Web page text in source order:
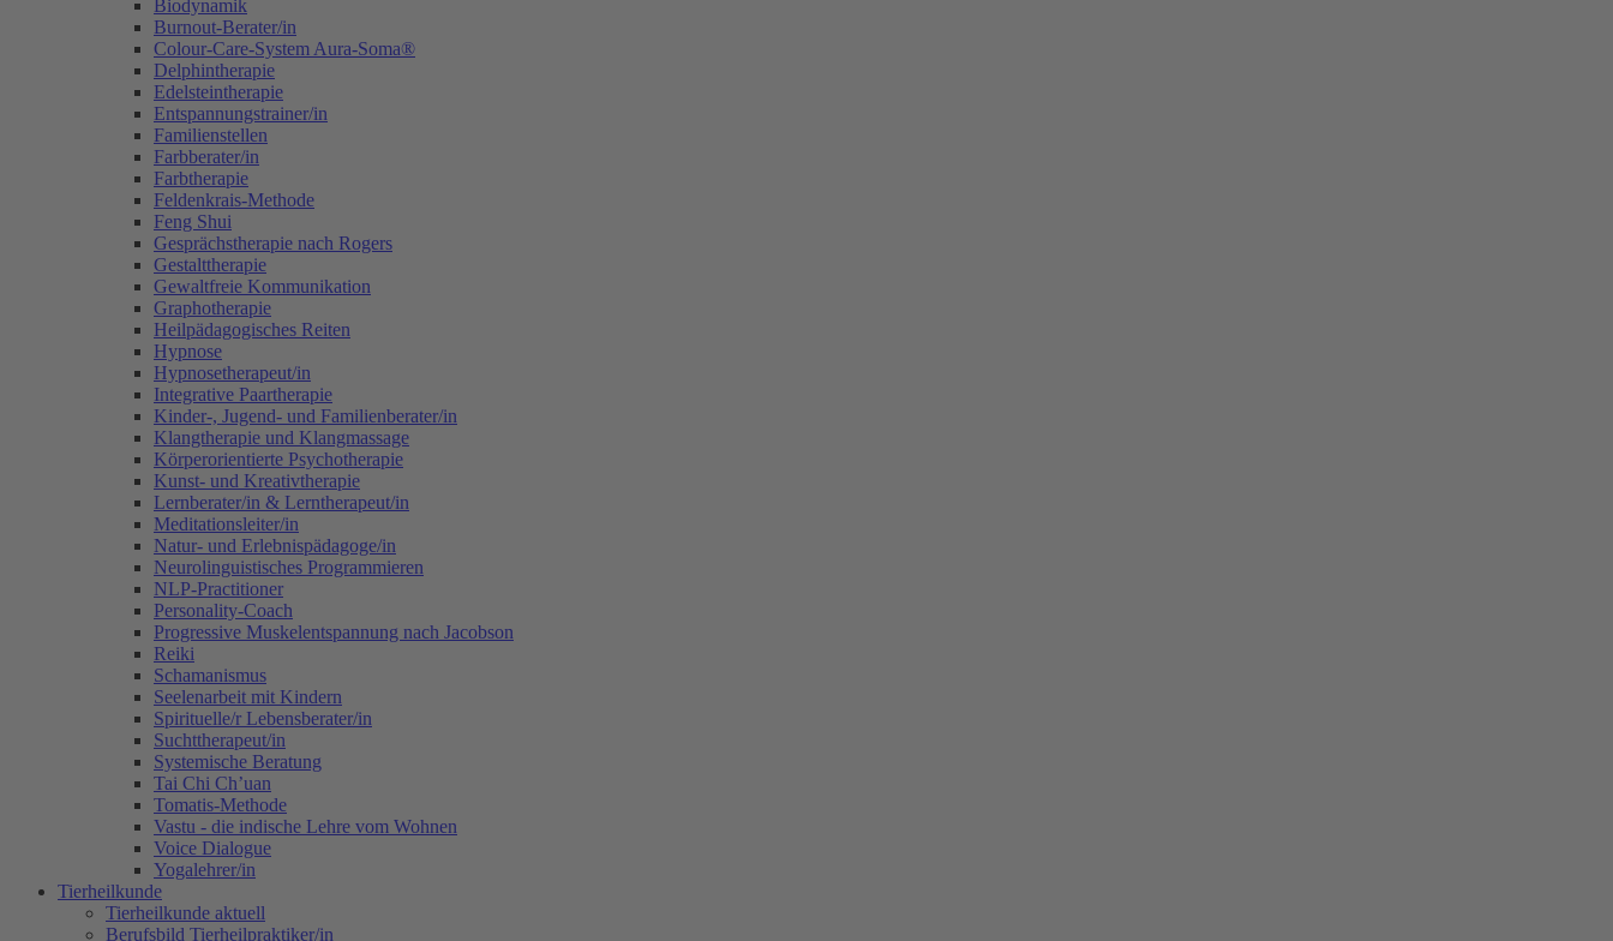
Biodynamik
Burnout-Berater/in
Colour-Care-System Aura-Soma®
Delphintherapie
Edelsteintherapie
Entspannungstrainer/in
Familienstellen
Farbberater/in
Farbtherapie
Feldenkrais-Methode
Feng Shui
Gesprächstherapie nach Rogers
Gestalttherapie
Gewaltfreie Kommunikation
Graphotherapie
Heilpädagogisches Reiten
Hypnose
Hypnosetherapeut/in
Integrative Paartherapie
Kinder-, Jugend- und Familienberater/in
Klangtherapie und Klangmassage
Körperorientierte Psychotherapie
Kunst- und Kreativtherapie
Lernberater/in & Lerntherapeut/in
Meditationsleiter/in
Natur- und Erlebnispädagoge/in
Neurolinguistisches Programmieren
NLP-Practitioner
Personality-Coach
Progressive Muskelentspannung nach Jacobson
Reiki
Schamanismus
Seelenarbeit mit Kindern
Spirituelle/r Lebensberater/in
Suchttherapeut/in
Systemische Beratung
Tai Chi Ch’uan
Tomatis-Methode
Vastu - die indische Lehre vom Wohnen
Voice Dialogue
Yogalehrer/in
Tierheilkunde
Tierheilkunde aktuell
Berufsbild Tierheilpraktiker/in